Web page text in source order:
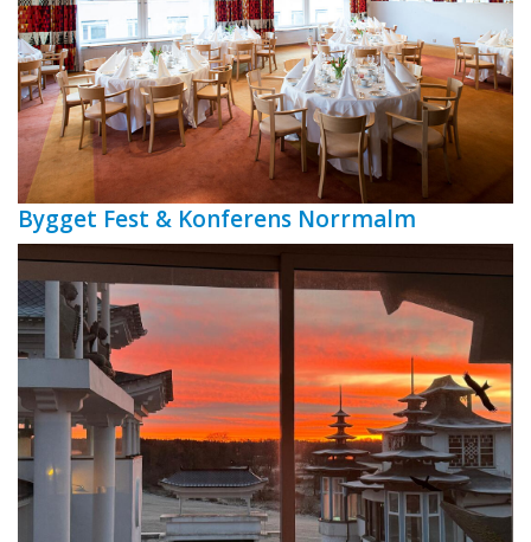
Bygget Fest & Konferens Norrmalm